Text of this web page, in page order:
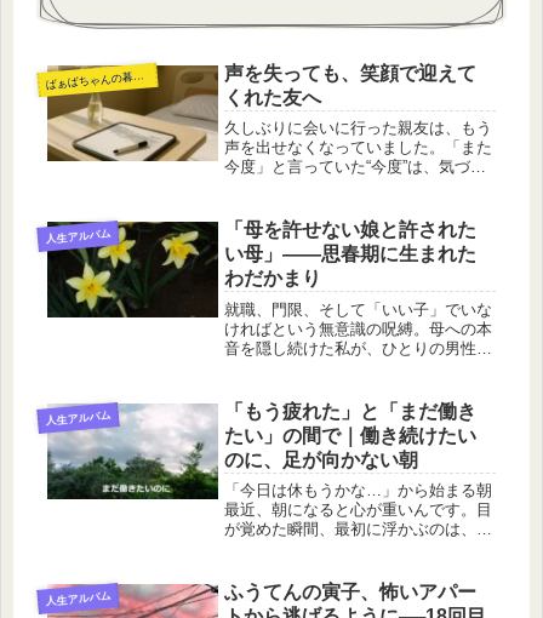
ば
ぁばちゃんの暮らし
声を失っても、笑顔で迎えて
くれた友へ
久しぶりに会いに行った親友は、もう
声を出せなくなっていました。「また
今度」と言っていた“今度”は、気づけ
た親友との再会を、静かに綴りまし
た。
人生アルバム
「母を許せない娘と許された
い母」――思春期に生まれた
わだかまり
就職、門限、そして「いい子」でいな
ければという無意識の呪縛。母への本
音を隠し続けた私が、ひとりの男性と
揺れを綴ります。
人生アルバム
「もう疲れた」と「まだ働き
たい」の間で｜働き続けたい
のに、足が向かない朝
「今日は休もうかな…」から始まる朝
最近、朝になると心が重いんです。目
が覚めた瞬間、最初に浮かぶのは、
て仕事へ向かうんですけどね。それで
も毎朝、気持ちを奮い立たせるところ
人生アルバム
ふうてんの寅子、怖いアパー